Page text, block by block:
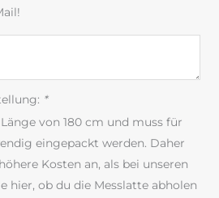
*
von 180 cm und muss für
eingepackt werden. Daher
Kosten an, als bei unseren
hier, ob du die Messlatte abholen